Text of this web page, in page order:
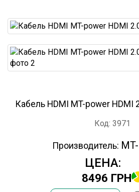
Кабель HDMI MT-power HDMI
Код: 3971
Производитель:
ЦЕНА:
8496 ГРН